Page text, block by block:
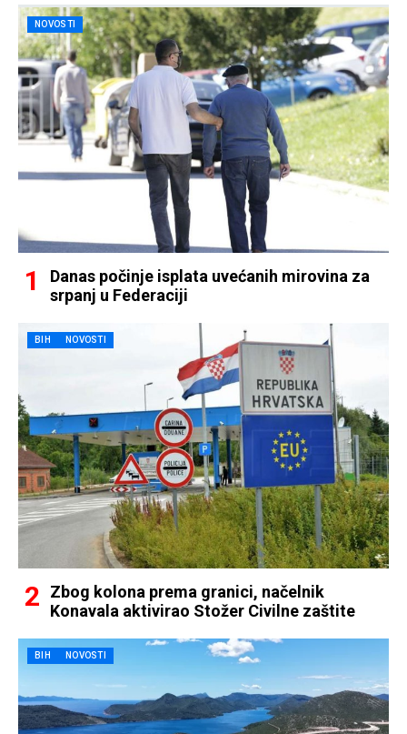
NOVOSTI
Danas počinje isplata uvećanih mirovina za
srpanj u Federaciji
BIH NOVOSTI
Zbog kolona prema granici, načelnik
Konavala aktivirao Stožer Civilne zaštite
BIH NOVOSTI